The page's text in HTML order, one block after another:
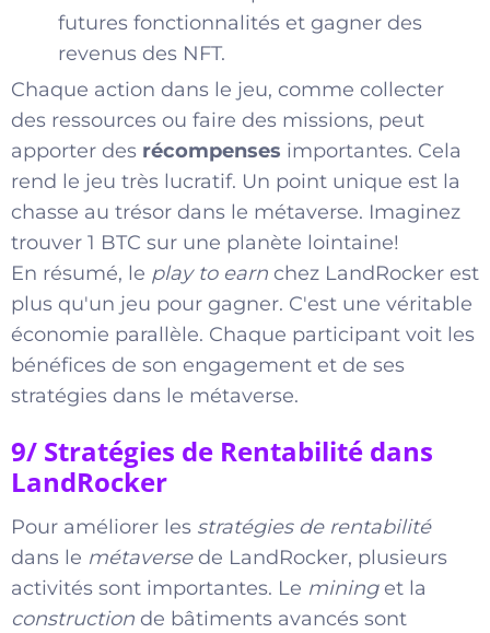
futures fonctionnalités et gagner des
revenus des NFT.
Chaque action dans le jeu, comme collecter
des ressources ou faire des missions, peut
apporter des récompenses importantes. Cela
rend le jeu très lucratif. Un point unique est la
chasse au trésor dans le métaverse. Imaginez
trouver 1 BTC sur une planète lointaine!
En résumé, le play to earn chez LandRocker est
plus qu'un jeu pour gagner. C'est une véritable
économie parallèle. Chaque participant voit les
bénéfices de son engagement et de ses
stratégies dans le métaverse.
9/ Stratégies de Rentabilité dans
LandRocker
Pour améliorer les stratégies de rentabilité
dans le métaversede LandRocker, plusieurs
activités sont importantes. Le mininget la
construction de bâtiments avancés sont